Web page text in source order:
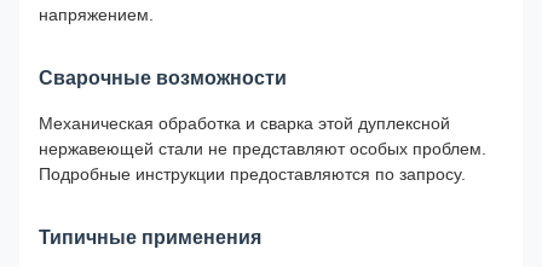
напряжением.
Сварочные возможности
Механическая обработка и сварка этой дуплексной
нержавеющей стали не представляют особых проблем.
Подробные инструкции предоставляются по запросу.
Типичные применения